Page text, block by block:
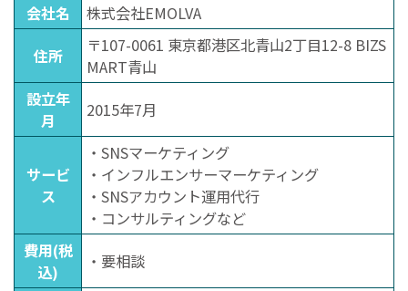
会社名
株式会社EMOLVA
住所
〒107-0061 東京都港区北青山2丁目12-8 BIZS
MART青山
設立年
月
2015年7月
サービ
ス
・SNSマーケティング
・インフルエンサーマーケティング
・SNSアカウント運用代行
・コンサルティングなど
費用(税
込)
・要相談